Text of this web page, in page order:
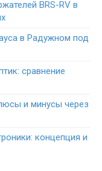
BRS-RV в
в Радужном под
сравнение
и минусы через
концепция и